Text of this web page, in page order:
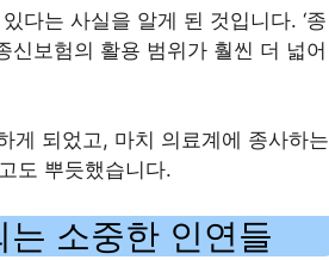
다는 사실을 알게 된 것입니다. ‘종
신보험의 활용 범위가 훨씬 더 넓어
게 되었고, 마치 의료계에 종사하는
도 뿌듯했습니다.
소중한 인연들